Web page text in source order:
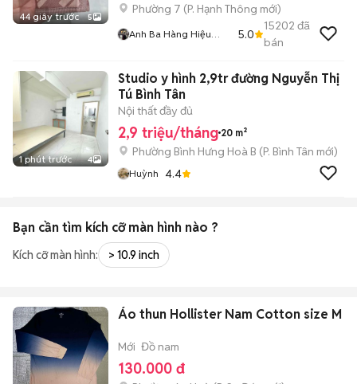
44 giây trước 5
Phường 7 (P. Hạnh Thông mới)
Anh Ba Hàng Hiệu
5.0
15202 đã
bán
1 phút trước 4
Studio y hình 2,9tr đường Nguyễn Thị
Tú Bình Tân
Nội thất đầy đủ
2,9 triệu/tháng 20 m²
Phường Bình Hưng Hoà B (P. Bình Tân mới)
Huỳnh 4.4
Bạn cần tìm kích cỡ màn hình nào ?
Kích cỡ màn hình: > 10.9 inch
Áo thun Hollister Nam Cotton size M
Mới Đồ nam
130.000 đ